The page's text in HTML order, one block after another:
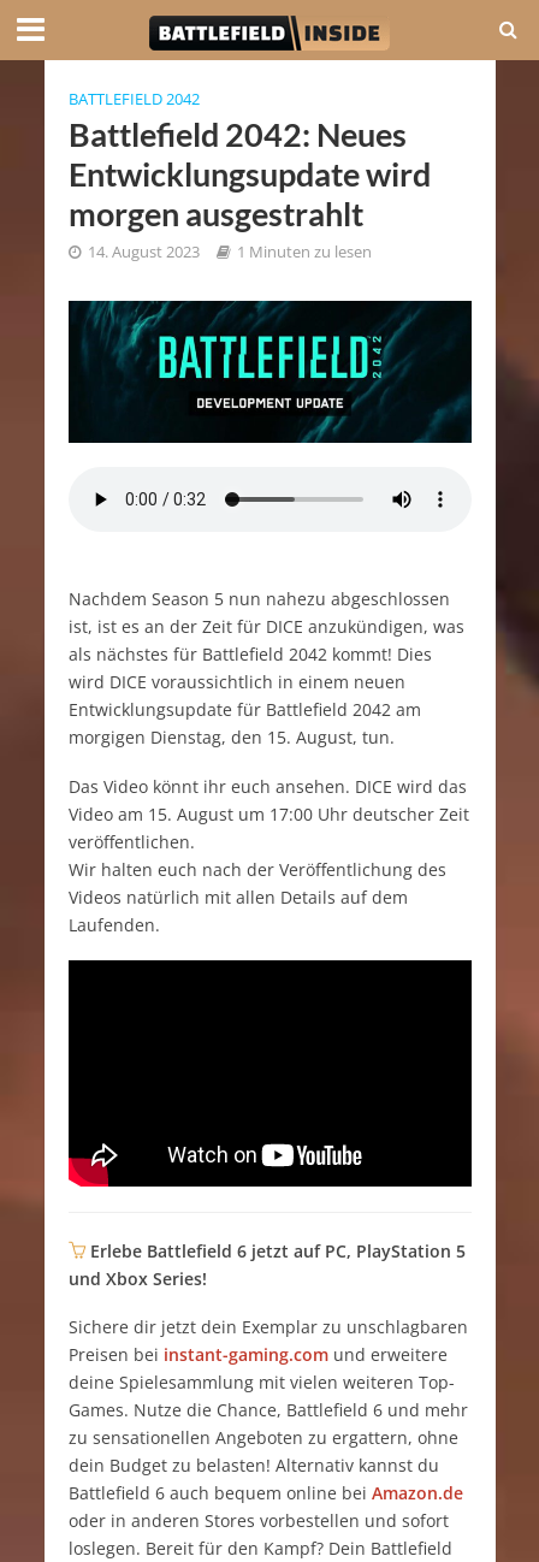
BATTLEFIELD 2042
Battlefield 2042: Neues
Entwicklungsupdate wird
morgen ausgestrahlt
14. August 2023 1 Minuten zu lesen
Nachdem Season 5 nun nahezu abgeschlossen
ist, ist es an der Zeit für DICE anzukündigen, was
als nächstes für Battlefield 2042 kommt! Dies
wird DICE voraussichtlich in einem neuen
Entwicklungsupdate für Battlefield 2042 am
morgigen Dienstag, den 15. August, tun.
Das Video könnt ihr euch ansehen. DICE wird das
Video am 15. August um 17:00 Uhr deutscher Zeit
veröffentlichen.
Wir halten euch nach der Veröffentlichung des
Videos natürlich mit allen Details auf dem
Laufenden.
Erlebe Battlefield 6 jetzt auf PC, PlayStation 5
und Xbox Series!
Sichere dir jetzt dein Exemplar zu unschlagbaren
Preisen bei instant-gaming.comund erweitere
deine Spielesammlung mit vielen weiteren Top-
Games. Nutze die Chance, Battlefield 6 und mehr
zu sensationellen Angeboten zu ergattern, ohne
dein Budget zu belasten! Alternativ kannst du
Battlefield 6 auch bequem online bei Amazon.de
oder in anderen Stores vorbestellen und sofort
loslegen. Bereit für den Kampf? Dein Battlefield